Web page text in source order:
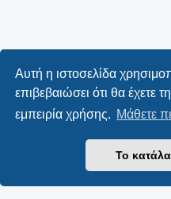
Αυτή η ιστοσελίδα
επιβεβαιώσει ότι θα έχετε
εμπειρία χρήσης. Μάθετε
Το